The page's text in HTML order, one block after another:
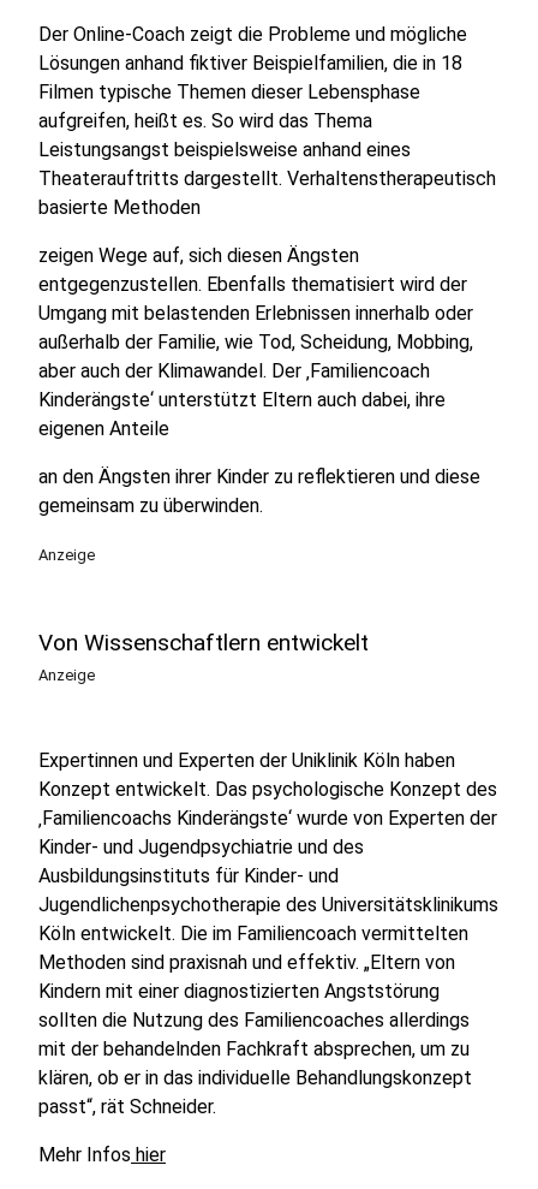
Der Online-Coach zeigt die Probleme und mögliche
Lösungen anhand fiktiver Beispielfamilien, die in 18
Filmen typische Themen dieser Lebensphase
aufgreifen, heißt es. So wird das Thema
Leistungsangst beispielsweise anhand eines
Theaterauftritts dargestellt. Verhaltenstherapeutisch
basierte Methoden
zeigen Wege auf, sich diesen Ängsten
entgegenzustellen. Ebenfalls thematisiert wird der
Umgang mit belastenden Erlebnissen innerhalb oder
außerhalb der Familie, wie Tod, Scheidung, Mobbing,
aber auch der Klimawandel. Der ‚Familiencoach
Kinderängste‘ unterstützt Eltern auch dabei, ihre
eigenen Anteile
an den Ängsten ihrer Kinder zu reflektieren und diese
gemeinsam zu überwinden.
Anzeige
Von Wissenschaftlern entwickelt
Anzeige
Expertinnen und Experten der Uniklinik Köln haben
Konzept entwickelt. Das psychologische Konzept des
‚Familiencoachs Kinderängste‘ wurde von Experten der
Kinder- und Jugendpsychiatrie und des
Ausbildungsinstituts für Kinder- und
Jugendlichenpsychotherapie des Universitätsklinikums
Köln entwickelt. Die im Familiencoach vermittelten
Methoden sind praxisnah und effektiv. „Eltern von
Kindern mit einer diagnostizierten Angststörung
sollten die Nutzung des Familiencoaches allerdings
mit der behandelnden Fachkraft absprechen, um zu
klären, ob er in das individuelle Behandlungskonzept
passt“, rät Schneider.
Mehr Infos hier